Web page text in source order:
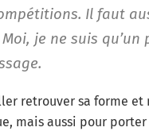
Il faut
je ne suis qu’un
retrouver sa forme et
mais aussi pour